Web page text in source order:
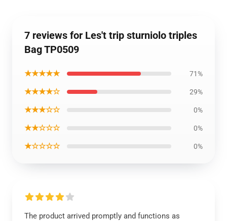
7 reviews for Les't trip sturniolo triples
Bag TP0509
★★★★★ 71%
★★★★☆ 29%
★★★☆☆ 0%
★★☆☆☆ 0%
★☆☆☆☆ 0%
The product arrived promptly and functions as